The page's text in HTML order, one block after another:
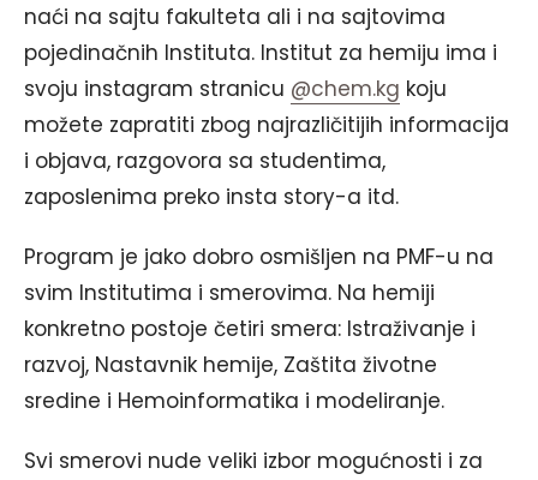
naći na sajtu fakulteta ali i na sajtovima
pojedinačnih Instituta. Institut za hemiju ima i
svoju instagram stranicu @chem.kg koju
možete zapratiti zbog najrazličitijih informacija
i objava, razgovora sa studentima,
zaposlenima preko insta story-a itd.
Program je jako dobro osmišljen na PMF-u na
svim Institutima i smerovima. Na hemiji
konkretno postoje četiri smera: Istraživanje i
razvoj, Nastavnik hemije, Zaštita životne
sredine i Hemoinformatika i modeliranje.
Svi smerovi nude veliki izbor mogućnosti i za